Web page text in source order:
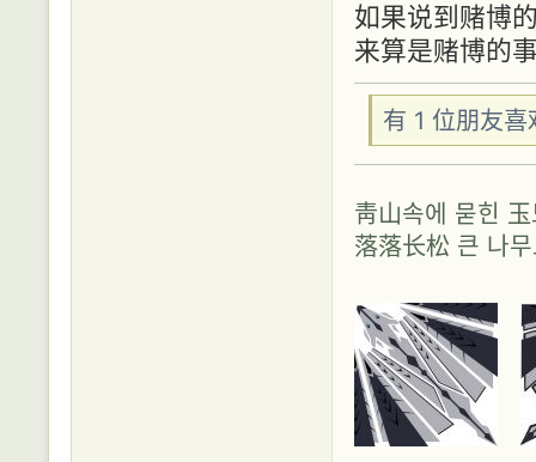
如果说到赌博
来算是赌博的
有 1 位朋友
靑山속에 묻힌
落落长松 큰 나